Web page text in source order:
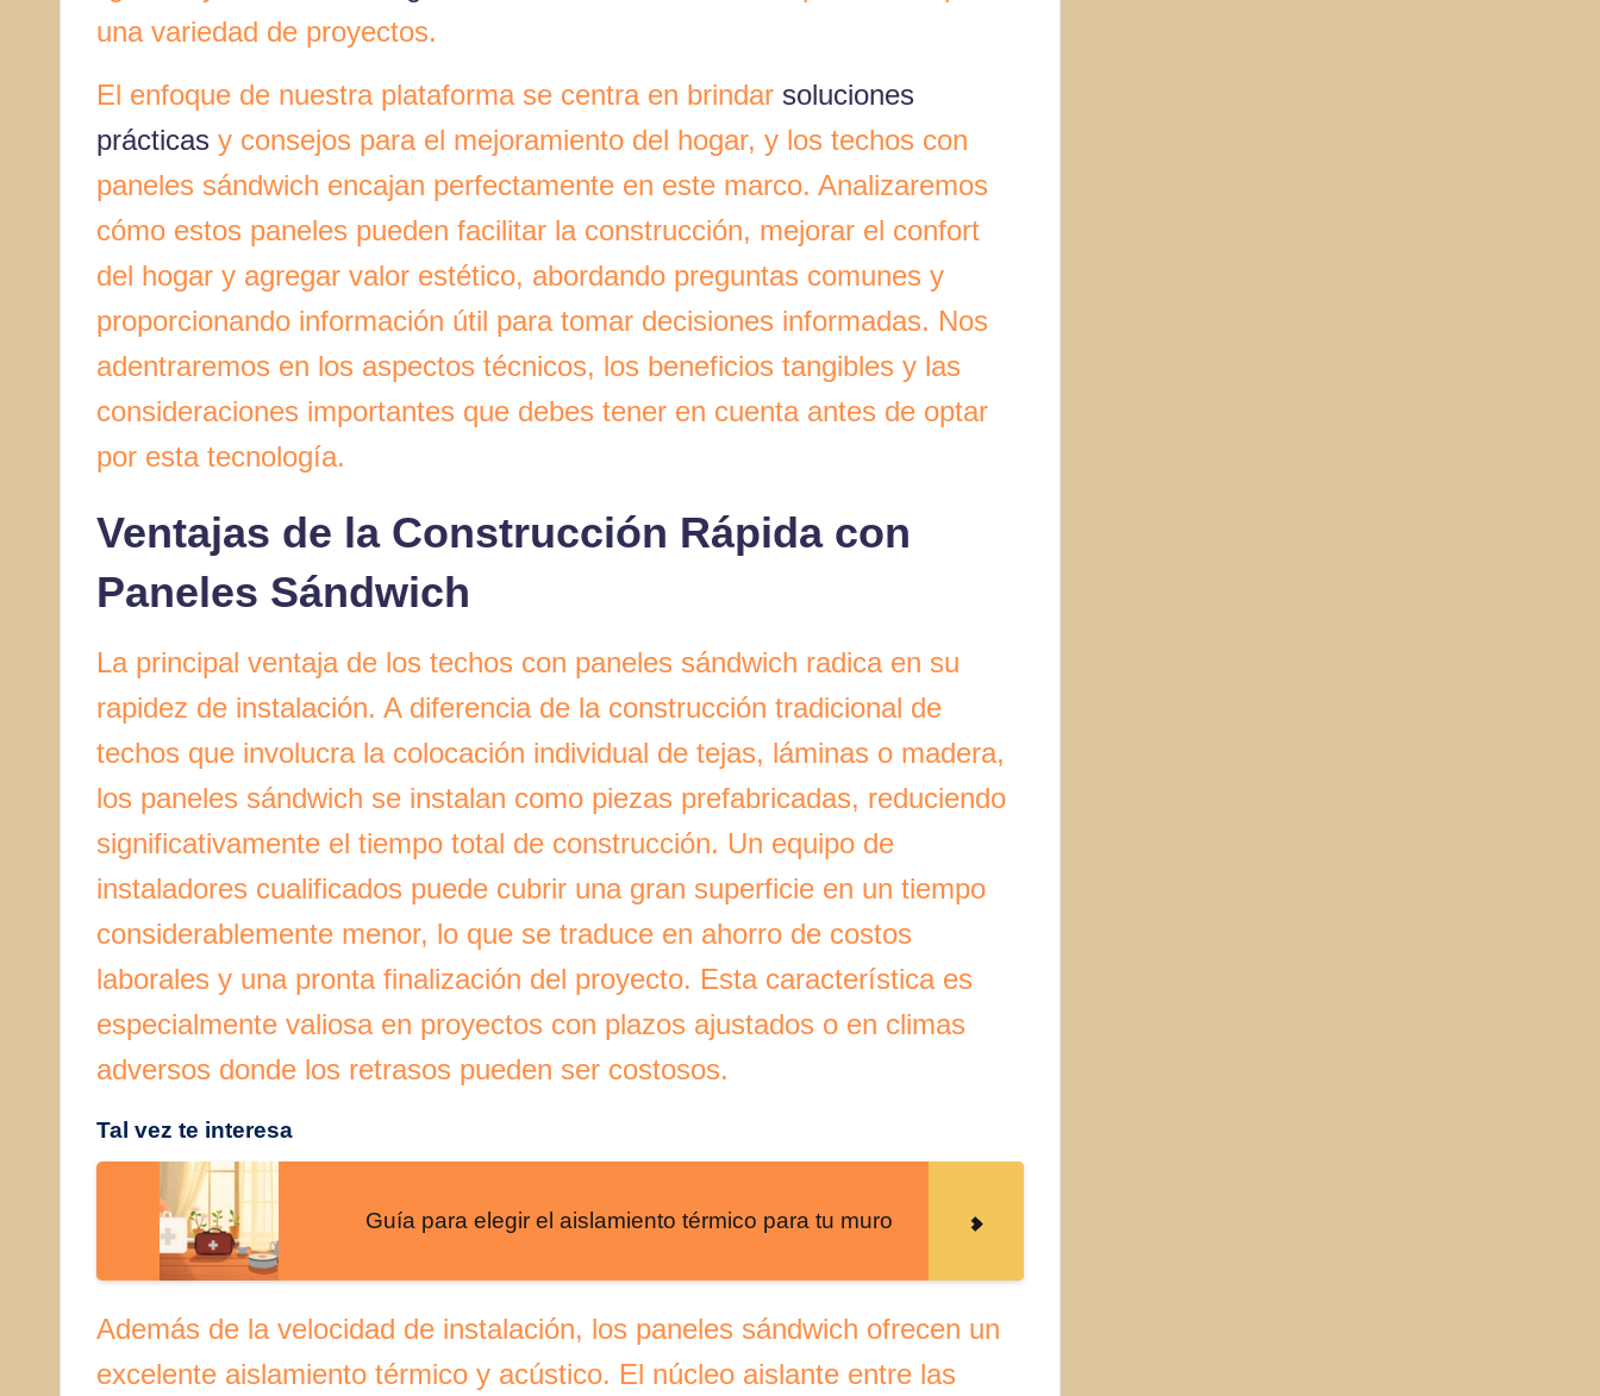
una variedad de proyectos.
El enfoque de nuestra plataforma se centra en brindar soluciones
prácticas y consejos para el mejoramiento del hogar, y los techos con
paneles sándwich encajan perfectamente en este marco. Analizaremos
cómo estos paneles pueden facilitar la construcción, mejorar el confort
del hogar y agregar valor estético, abordando preguntas comunes y
proporcionando información útil para tomar decisiones informadas. Nos
adentraremos en los aspectos técnicos, los beneficios tangibles y las
consideraciones importantes que debes tener en cuenta antes de optar
por esta tecnología.
Ventajas de la Construcción Rápida con
Paneles Sándwich
La principal ventaja de los techos con paneles sándwich radica en su
rapidez de instalación. A diferencia de la construcción tradicional de
techos que involucra la colocación individual de tejas, láminas o madera,
los paneles sándwich se instalan como piezas prefabricadas, reduciendo
significativamente el tiempo total de construcción. Un equipo de
instaladores cualificados puede cubrir una gran superficie en un tiempo
considerablemente menor, lo que se traduce en ahorro de costos
laborales y una pronta finalización del proyecto. Esta característica es
especialmente valiosa en proyectos con plazos ajustados o en climas
adversos donde los retrasos pueden ser costosos.
Tal vez te interesa
Guía para elegir el aislamiento térmico para tu muro
Además de la velocidad de instalación, los paneles sándwich ofrecen un
excelente aislamiento térmico y acústico. El núcleo aislante entre las